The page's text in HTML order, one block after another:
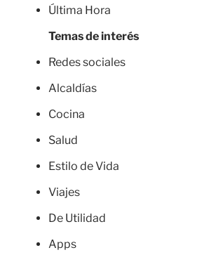
Última Hora
Temas de interés
Redes sociales
Alcaldías
Cocina
Salud
Estilo de Vida
Viajes
De Utilidad
Apps